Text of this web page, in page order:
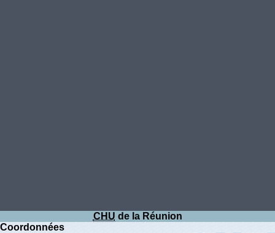
CHU de la Réunion
Coordonnées